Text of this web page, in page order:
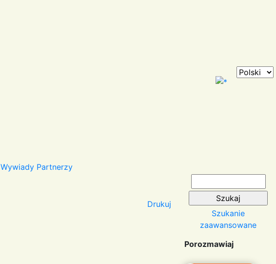
Wywiady Partnerzy
Drukuj
Szukanie
zaawansowane
Porozmawiaj